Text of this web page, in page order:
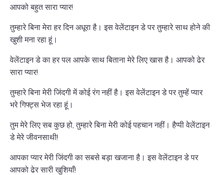
आपको बहुत सारा प्यार!
तुम्हारे बिना मेरा हर दिन अधूरा है। इस वेलेंटाइन डे पर तुम्हारे साथ होने की
खुशी मना रहा हूं।
वेलेंटाइन डे का हर पल आपके साथ बिताना मेरे लिए खास है। आपको ढेर
सारा प्यार!
तुम्हारे बिना मेरी जिंदगी में कोई रंग नहीं है। इस वेलेंटाइन डे पर तुम्हें प्यार
भरे गिफ्ट्स भेज रहा हूं।
तुम मेरे लिए सब कुछ हो, तुम्हारे बिना मेरी कोई पहचान नहीं। हैप्पी वेलेंटाइन
डे मेरे जीवनसाथी!
आपका प्यार मेरी जिंदगी का सबसे बड़ा खजाना है। इस वेलेंटाइन डे पर
आपको ढेर सारी खुशियाँ!